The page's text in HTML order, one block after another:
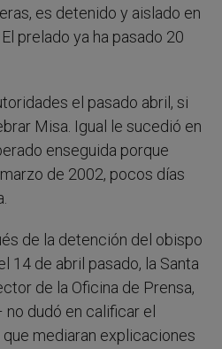
es detenido y aislado en
prelado ya ha pasado 20
el pasado abril, si
Misa. Igual le sucedió en
enseguida porque
de 2002, pocos días
de la detención del obispo
14 de abril pasado, la Santa
de la Oficina de Prensa,
dudó en calificar el
mediaran explicaciones